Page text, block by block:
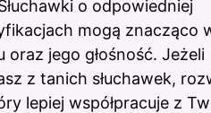
o odpowiedniej
mogą znacząco
oraz jego głośność. Jeżeli
z tanich słuchawek,
lepiej współpracuje z